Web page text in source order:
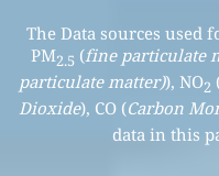
The Data sources
PM2.5 (fine particulate
particulate matter)), NO2
Dioxide), CO (Carbon
data in this